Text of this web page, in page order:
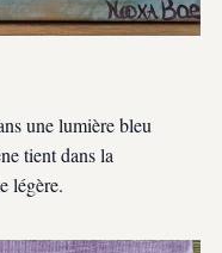
une lumière bleu
tient dans la
légère.